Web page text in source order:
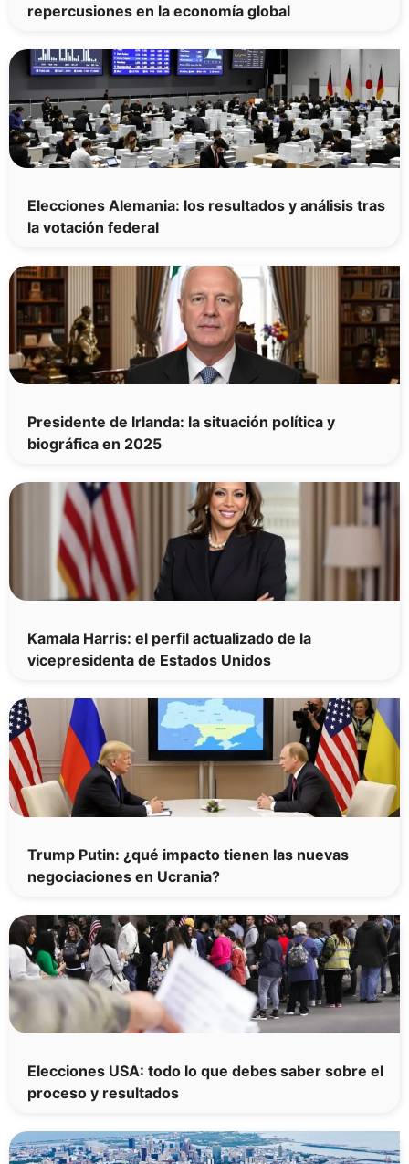
repercusiones en la economía global
Elecciones Alemania: los resultados y análisis tras
la votación federal
Presidente de Irlanda: la situación política y
biográfica en 2025
Kamala Harris: el perfil actualizado de la
vicepresidenta de Estados Unidos
Trump Putin: ¿qué impacto tienen las nuevas
negociaciones en Ucrania?
Elecciones USA: todo lo que debes saber sobre el
proceso y resultados